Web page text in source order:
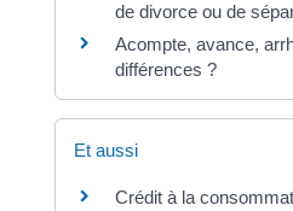
de divorce ou de
Acompte, avance,
différences ?
Et aussi
Crédit à la